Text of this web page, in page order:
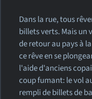
Dans la rue, tous
billets verts. Mais un
de retour au pays à
ce rêve en se
l'aide d'anciens
coup fumant: le vol
rempli de billets de